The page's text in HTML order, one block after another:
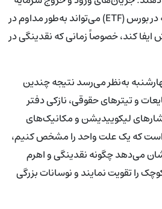
از صندوق‌های قابل‌معامله در بورس (ETF) می‌تواند به‌طور مداوم در
کند، خصوصاً زمانی که نقدینگی در
به‌نظر می‌رسد نتیجه چندین
و تیترهای حقوقی، نازکی دفتر
لیکوییدیشن و مکانیک‌های
است که یک علت واحد را مشخص کنیم،
نشان می‌دهد چگونه نقدینگی و اهرم
را تقویت نمایند و نوسانات بزرگی